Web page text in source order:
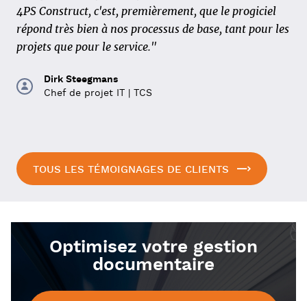
méthode de travail, huit unités commerciales et 650
employés, nous avons dû rassembler tout cela dans un
seul progiciel de gestion intégré. Toutes les pièces
mais MOBIX l'a relevé avec 4PS »
4PS Construct, c'est, premièrement, que le progiciel
répond très bien à nos processus de base, tant pour les
projets que pour le service."
Dirk Steegmans
Chef de projet IT | TCS
TOUS LES TÉMOIGNAGES DE CLIENTS
Optimisez votre gestion
documentaire